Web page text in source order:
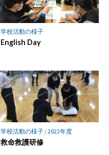
学校活動の様子
English Day
学校活動の様子/2022年度
救命救護研修